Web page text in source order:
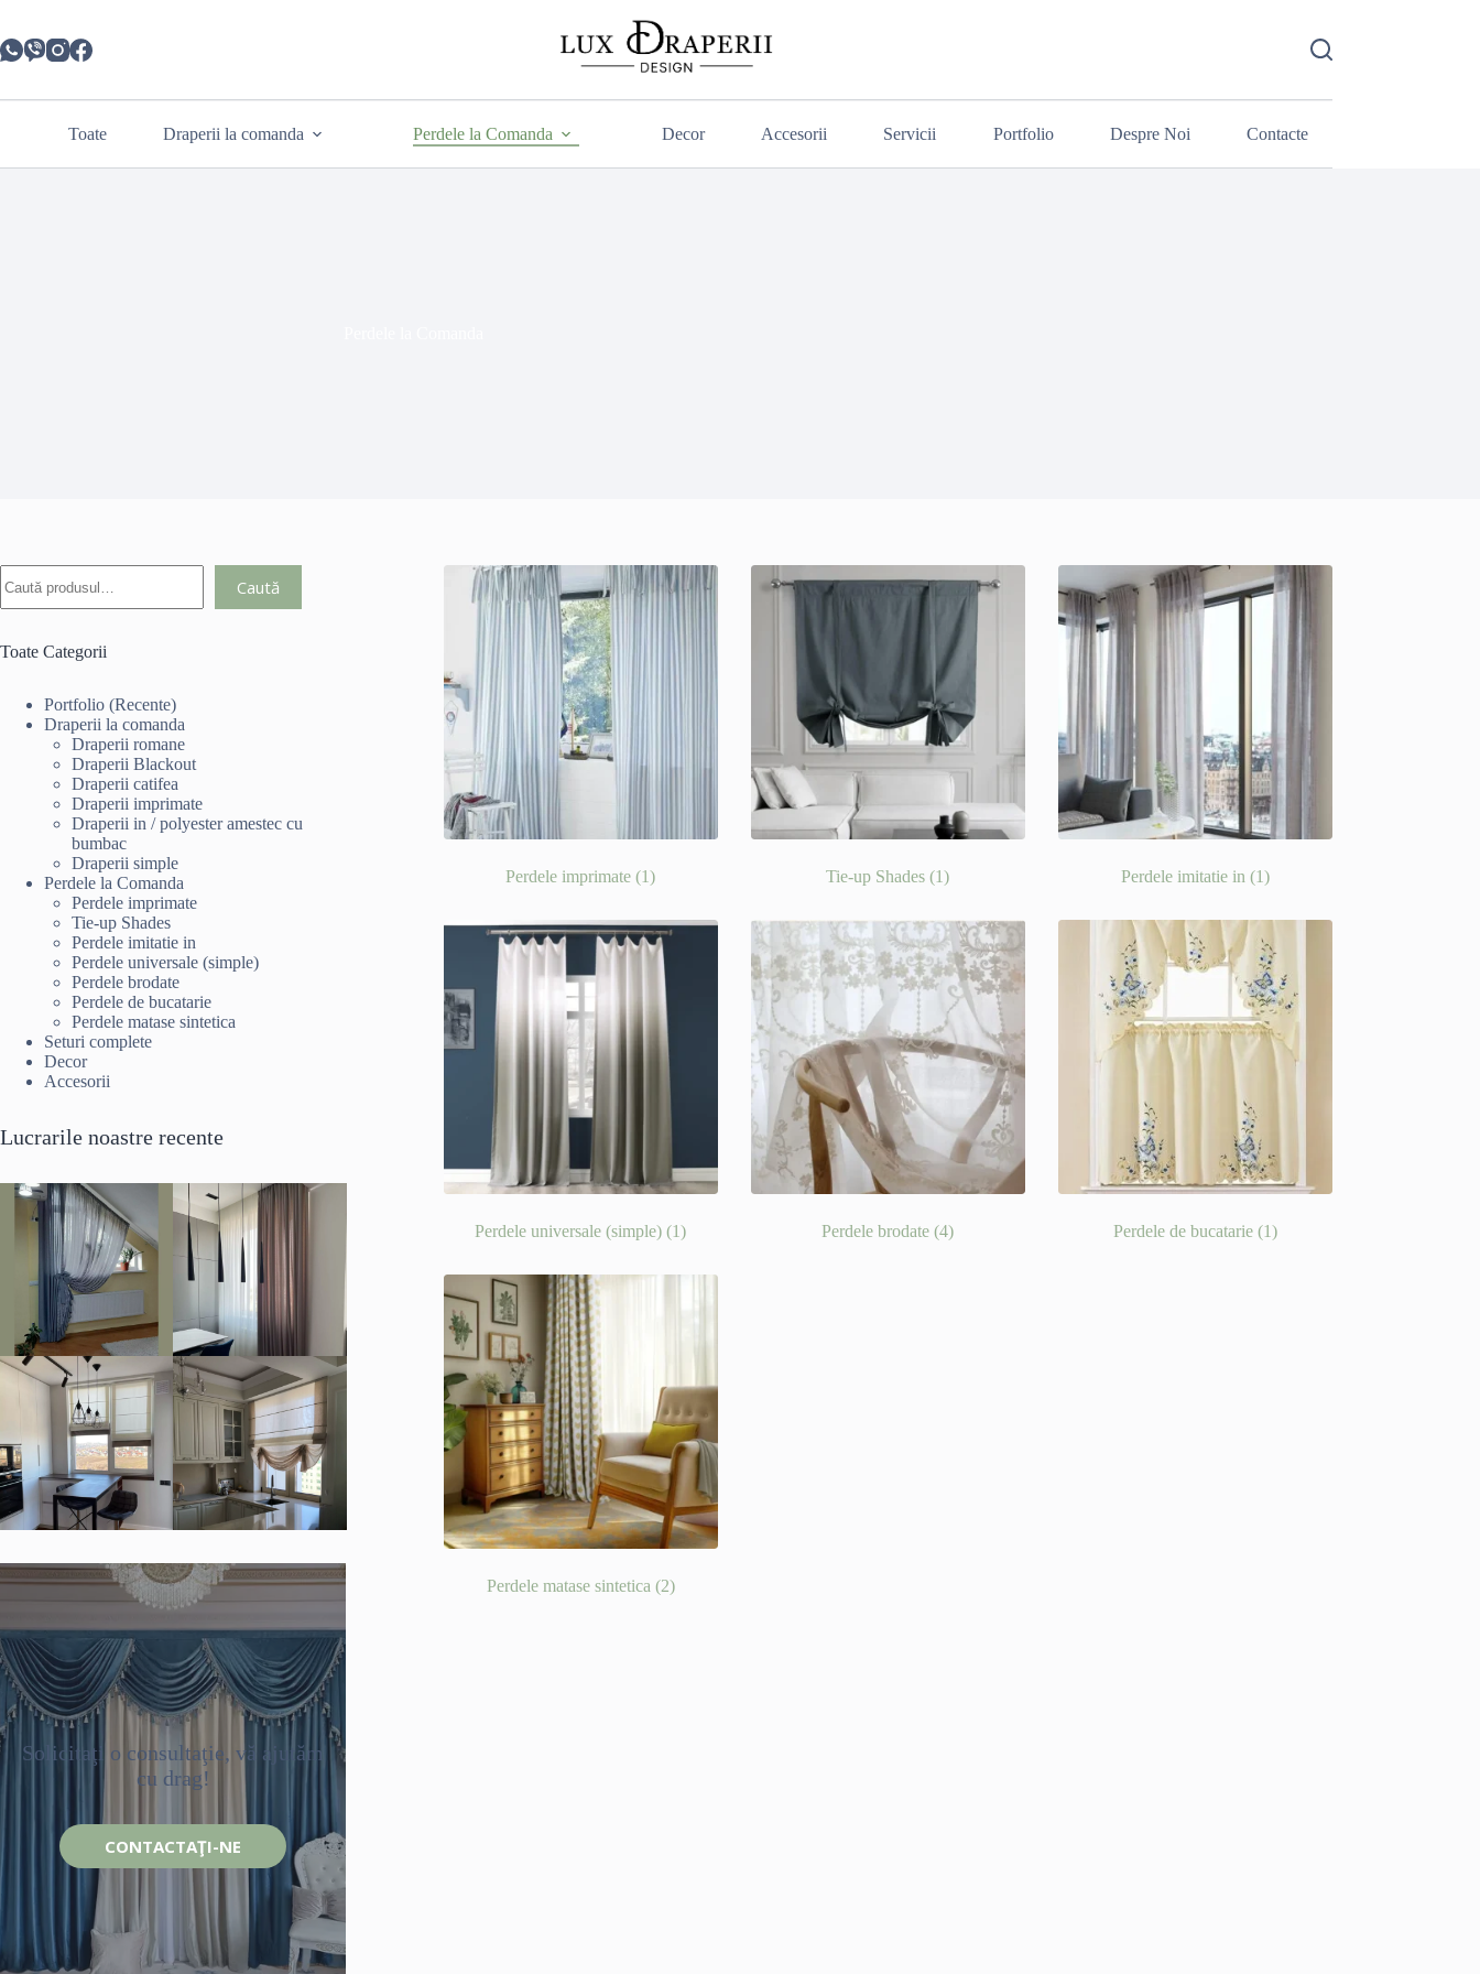
Toate Draperii la comanda Perdele la Comanda Decor Accesorii Servicii Portfolio Despre Noi Contacte
Perdele imprimate(1) Tie-up Shades(1) Perdele imitatie in (1)
Perdele universale (simple)(1) Perdele brodate(4) Perdele de bucatarie (1)
Perdele matase sintetica (2)
Caută
Toate Categorii
Portfolio (Recente)
Draperii la comanda
Draperii romane
Draperii Blackout
Draperii catifea
Draperii imprimate
Draperii in / polyester amestec cu
bumbac
Draperii simple
Perdele la Comanda
Perdele imprimate
Tie-up Shades
Perdele imitatie in
Perdele universale (simple)
Perdele brodate
Perdele de bucatarie
Perdele matase sintetica
Seturi complete
Decor
Accesorii
Lucrarile noastre recente
Solicitaţi o consultaţie, vă ajutăm
cu drag!
CONTACTAŢI-NE